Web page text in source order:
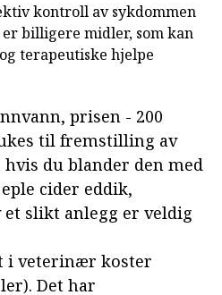
kontroll av sykdommen
billigere midler, som kan
terapeutiske hjelpe
prisen - 200
til fremstilling av
du blander den med
cider eddik,
et slikt anlegg er veldig
i veterinær koster
Det har